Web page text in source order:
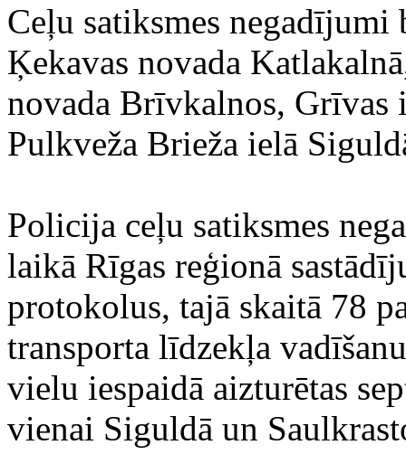
Ceļu satiksmes negadījumi
Ķekavas novada
novada Brīvkalnos, Grīvas
Pulkveža Brieža ielā
Policija ceļu satiksmes
laikā Rīgas reģionā
protokolus, tajā skaitā 78
transporta līdzekļa
vielu iespaidā aizturētas
vienai Siguldā un